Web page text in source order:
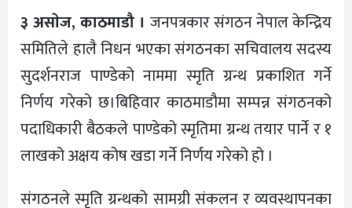
३ असाेज, काठमाडौ । जनपत्रकार संगठन नेपाल केन्द्रिय
समितिले हालै निधन भएका संगठनका सचिवालय सदस्य
सुदर्शनराज पाण्डेको नाममा स्मृति ग्रन्थ प्रकाशित गर्ने
निर्णय गरेको छ।बिहिवार काठमाडौमा सम्पन्न संगठनको
पदाधिकारी बैठकले पाण्डेको स्मृतिमा ग्रन्थ तयार पार्ने र १
लाखको अक्षय कोष खडा गर्ने निर्णय गरेको हो ।
संगठनले स्मृति ग्रन्थको सामग्री संकलन र व्यवस्थापनका